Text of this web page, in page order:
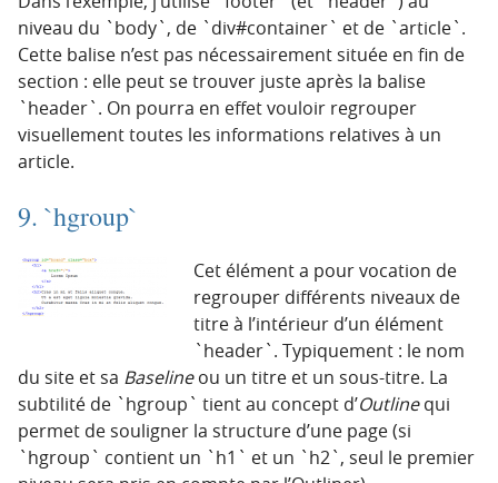
niveau du `body`, de `div#container` et de `article`.
Cette balise n’est pas nécessairement située en fin de
section : elle peut se trouver juste après la balise
`header`. On pourra en effet vouloir regrouper
visuellement toutes les informations relatives à un
article.
9. `hgroup`
Cet élément a pour vocation de
regrouper différents niveaux de
titre à l’intérieur d’un élément
`header`. Typiquement : le nom
du site et sa Baselineou un titre et un sous-titre. La
subtilité de `hgroup` tient au concept d’Outlinequi
permet de souligner la structure d’une page (si
`hgroup` contient un `h1` et un `h2`, seul le premier